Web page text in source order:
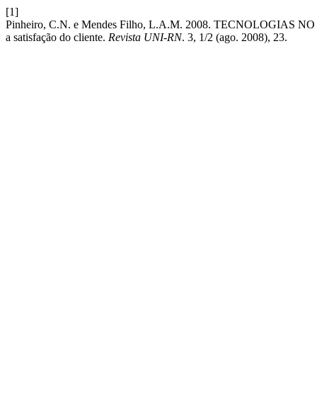
[1]
Pinheiro, C.N. e Mendes Filho, L.A.M. 2008. TECNOLOGIAS
a satisfação do cliente. Revista UNI-RN. 3, 1/2 (ago. 2008), 23.